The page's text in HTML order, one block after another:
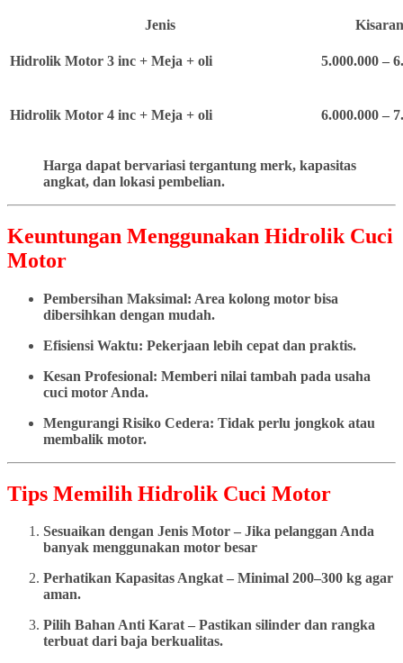
Jenis
Hidrolik Motor 3 inc + Meja + oli 5.000.000 –
Hidrolik Motor 4 inc + Meja + oli 6.000.000 –
Harga dapat bervariasi tergantung merk, kapasitas
angkat, dan lokasi pembelian.
Keuntungan Menggunakan Hidrolik Cuci
Motor
Pembersihan Maksimal: Area kolong motor bisa
dibersihkan dengan mudah.
Efisiensi Waktu: Pekerjaan lebih cepat dan praktis.
Kesan Profesional: Memberi nilai tambah pada usaha
cuci motor Anda.
Mengurangi Risiko Cedera: Tidak perlu jongkok atau
membalik motor.
Tips Memilih Hidrolik Cuci Motor
Sesuaikan dengan Jenis Motor – Jika pelanggan Anda
banyak menggunakan motor besar
Perhatikan Kapasitas Angkat – Minimal 200–300 kg agar
aman.
Pilih Bahan Anti Karat – Pastikan silinder dan rangka
terbuat dari baja berkualitas.